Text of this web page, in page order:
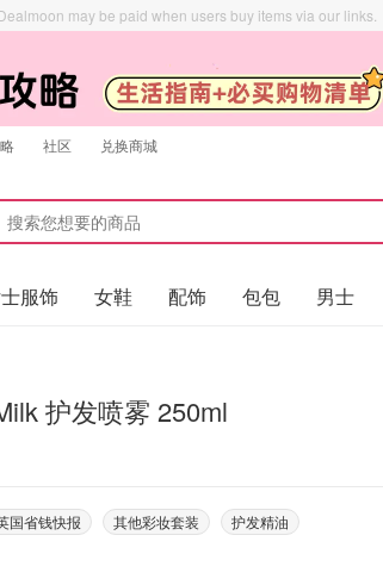
may be paid when users buy items via our links.
社区 兑换商城
服饰 女鞋 配饰 包包 男士
护发喷雾 250ml
国省钱快报 其他彩妆套装 护发精油